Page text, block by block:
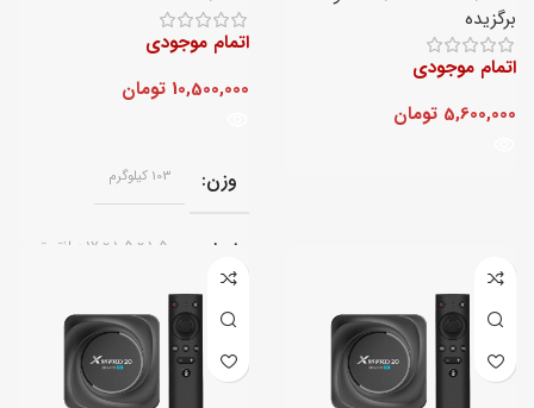
برگزیده
اتمام موجودی
5,600,000 تومان
اتمام موجودی
10,500,000 تومان
وزن 103 کیلوگرم
ابعاد 105 × 105 × 17 سانتیمتر